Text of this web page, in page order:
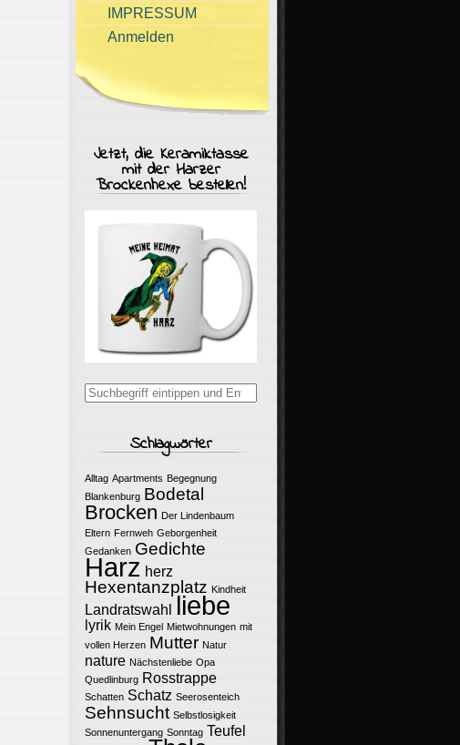
IMPRESSUM
Anmelden
Jetzt, die Keramiktasse
mit der Harzer
Brockenhexe bestellen!
Suchergebnisse
für:
Schlagwörter
Alltag Apartments Begegnung
Blankenburg Bodetal
Brocken Der Lindenbaum
Eltern Fernweh Geborgenheit
Gedanken Gedichte
Harz herz
Hexentanzplatz Kindheit
Landratswahl liebe
lyrik Mein Engel Mietwohnungen mit
vollen Herzen Mutter Natur
nature Nächstenliebe Opa
Quedlinburg Rosstrappe
Schatten Schatz Seerosenteich
Sehnsucht Selbstlosigkeit
Sonnenuntergang Sonntag Teufel